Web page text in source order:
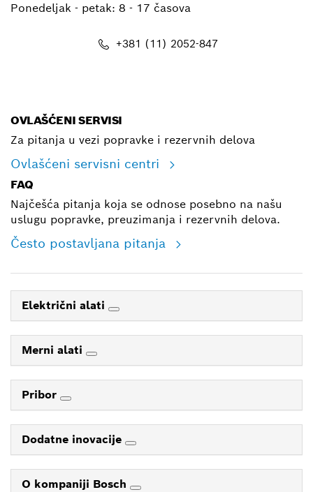
Ponedeljak - petak: 8 - 17 časova
+381 (11) 2052-847
OVLAŠĆENI SERVISI
Za pitanja u vezi popravke i rezervnih delova
Ovlašćeni servisni centri
FAQ
Najčešća pitanja koja se odnose posebno na našu
uslugu popravke, preuzimanja i rezervnih delova.
Često postavljana pitanja
Električni alati
Merni alati
Pribor
Dodatne inovacije
O kompaniji Bosch